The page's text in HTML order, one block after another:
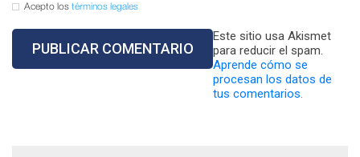
Acepto los términos legales
Este sitio usa Akismet
para reducir el spam.
Aprende cómo se
procesan los datos de
tus comentarios.